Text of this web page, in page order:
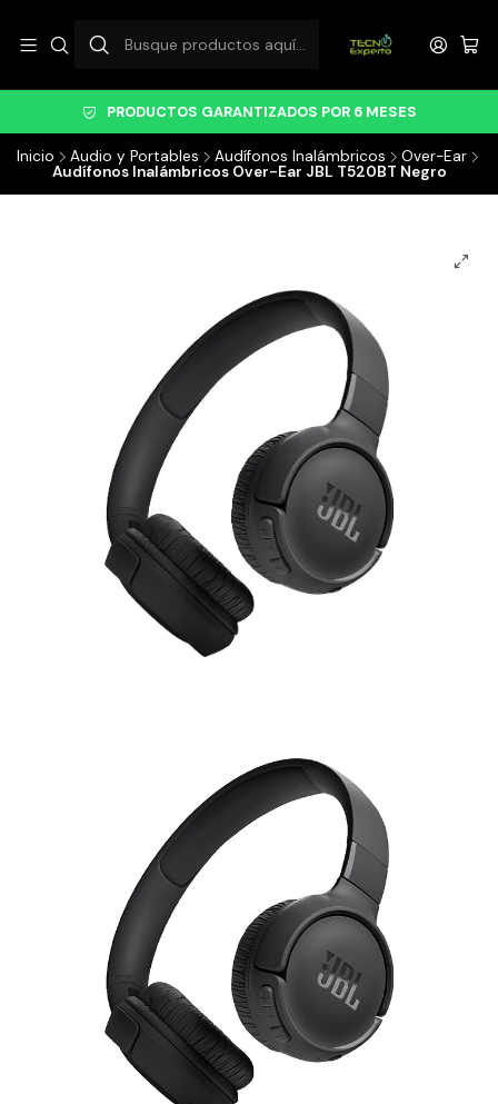
PRODUCTOS GARANTIZADOS POR 6 MESES
Inicio Audio y Portables Audífonos Inalámbricos
Over-Ear
Audífonos Inalámbricos Over-Ear JBL T520BT Negro